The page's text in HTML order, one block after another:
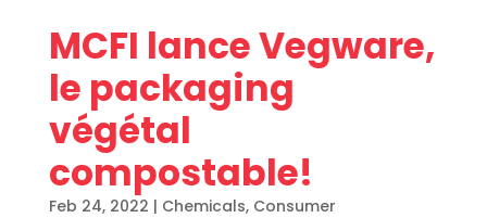
MCFI lance Vegware,
le packaging
végétal
compostable!
Feb 24, 2022 | Chemicals, Consumer